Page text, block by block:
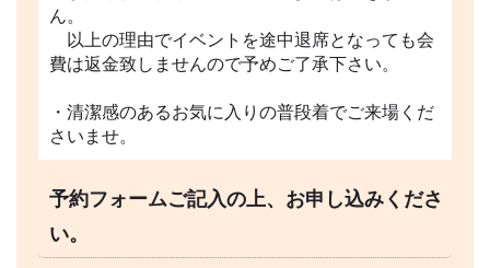
ん。
以上の理由でイベントを途中退席となっても会
費は返金致しませんので予めご了承下さい。
・清潔感のあるお気に入りの普段着でご来場くだ
さいませ。
予約フォームご記入の上、お申し込みくださ
い。